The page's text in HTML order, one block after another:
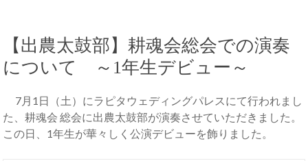
【出農太鼓部】耕魂会総会での演奏
について ～1年生デビュー～
7月1日（土）にラピタウェディングパレスにて行われまし
た、耕魂会 総会に出農太鼓部が演奏させていただきました。
この日、1年生が華々しく公演デビューを飾りました。